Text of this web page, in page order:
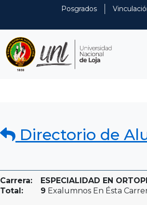
Posgrados
Directorio de
Carrera:
ESPECIALIDAD EN
Total:
9 Exalumnos En Ésta